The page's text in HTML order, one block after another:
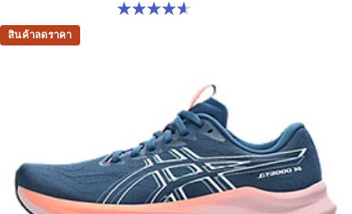
4.6 จาก 5 ดาว 5 รีวิว
สินค้าลดราคา